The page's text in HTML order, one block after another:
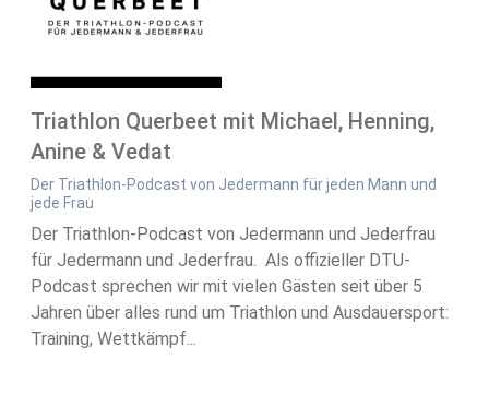
Triathlon Querbeet mit Michael, Henning,
Anine & Vedat
Der Triathlon-Podcast von Jedermann für jeden Mann und
jede Frau
Der Triathlon-Podcast von Jedermann und Jederfrau
für Jedermann und Jederfrau. Als offizieller DTU-
Podcast sprechen wir mit vielen Gästen seit über 5
Jahren über alles rund um Triathlon und Ausdauersport:
Training, Wettkämpf...